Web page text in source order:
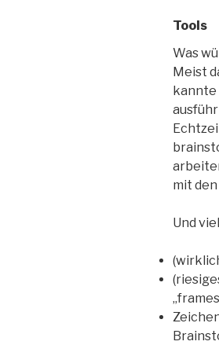
Tools
Was
Meist
kannte
mit
Und